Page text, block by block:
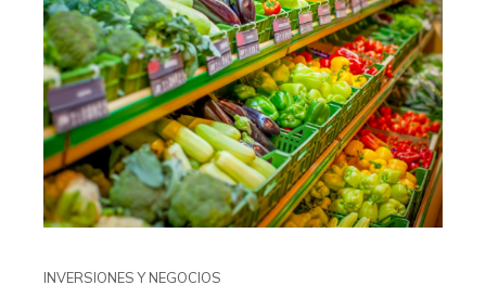
INVERSIONES Y NEGOCIOS